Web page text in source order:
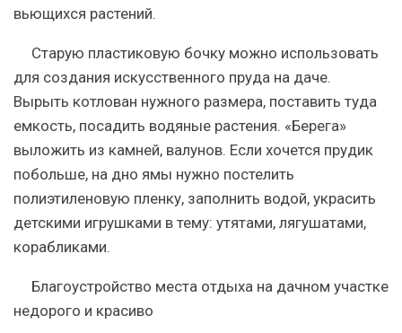
вьющихся растений.
Старую пластиковую бочку можно использовать
для создания искусственного пруда на даче.
Вырыть котлован нужного размера, поставить туда
емкость, посадить водяные растения. «Берега»
выложить из камней, валунов. Если хочется прудик
побольше, на дно ямы нужно постелить
полиэтиленовую пленку, заполнить водой, украсить
детскими игрушками в тему: утятами, лягушатами,
корабликами.
Благоустройство места отдыха на дачном участке
недорого и красиво